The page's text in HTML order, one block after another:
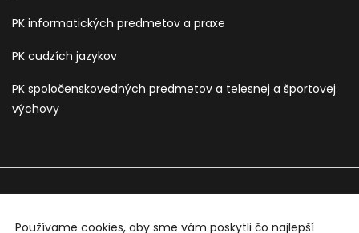
PK informatických predmetov a praxe
PK cudzích jazykov
PK spoločenskovedných predmetov a telesnej a športovej
výchovy
Sledujte nás na:
Používame cookies, aby sme vám poskytli čo najlepší